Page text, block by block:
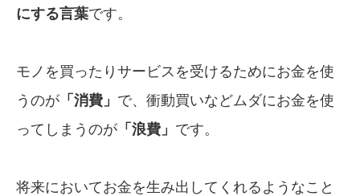
にする言葉です。
モノを買ったりサービスを受けるためにお金を使
うのが 「消費」 で、衝動買いなどムダにお金を使
ってしまうのが 「浪費」 です。
将来においてお金を生み出してくれるようなこと